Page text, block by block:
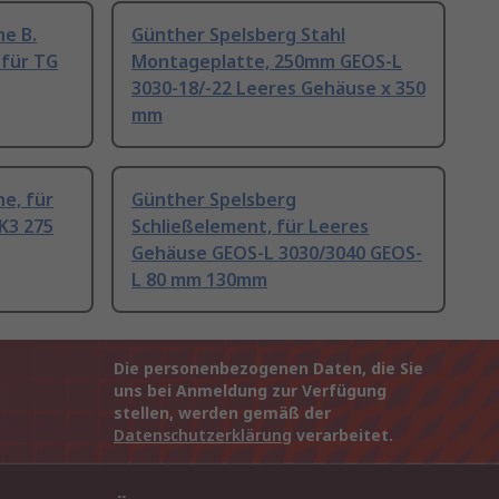
B.
für TG
Günther Spelsberg Stahl
Montageplatte, 250mm GEOS-L
3030-18/-22 Leeres Gehäuse x 350
mm
für
275
Günther Spelsberg
Schließelement, für Leeres
Gehäuse GEOS-L 3030/3040 GEOS-
L 80 mm 130mm
Die personenbezogenen Daten, die Sie
uns bei Anmeldung zur Verfügung
stellen, werden gemäß der
Datenschutzerklärung verarbeitet.